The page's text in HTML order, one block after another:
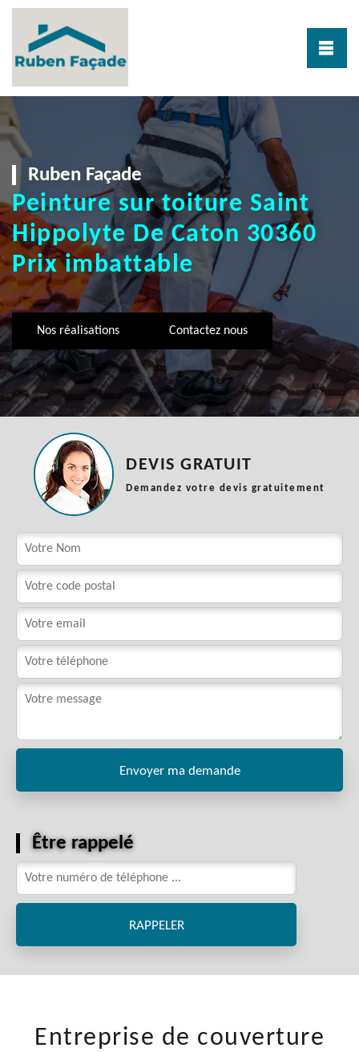
Ruben Façade
Peinture sur toiture Saint
Hippolyte De Caton 30360
Prix imbattable
Nos réalisations Contactez nous
DEVIS GRATUIT
Demandez votre devis gratuitement
Être rappelé
Entreprise de couverture